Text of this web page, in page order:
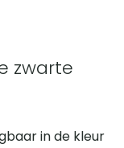
zwarte
in de kleur